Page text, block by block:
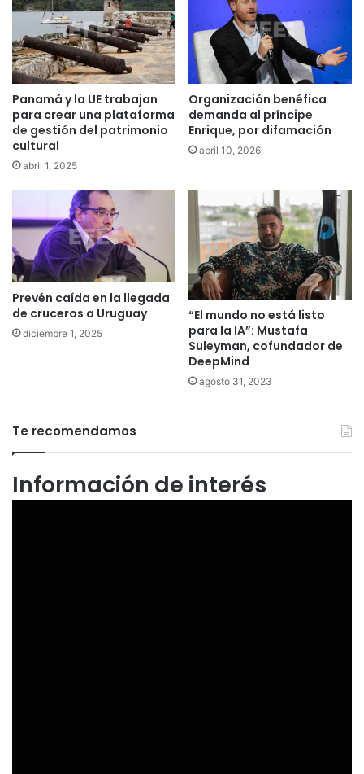
Panamá y la UE trabajan
para crear una plataforma
de gestión del patrimonio
cultural
abril 1, 2025
Organización benéfica
demanda al príncipe
Enrique, por difamación
abril 10, 2026
Prevén caída en la llegada
de cruceros a Uruguay
diciembre 1, 2025
“El mundo no está listo
para la IA”: Mustafa
Suleyman, cofundador de
DeepMind
agosto 31, 2023
Te recomendamos
Información de interés